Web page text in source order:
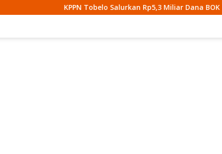
KPPN Tobelo Salurkan Rp5,3 Miliar Dana BOK Puskesmas